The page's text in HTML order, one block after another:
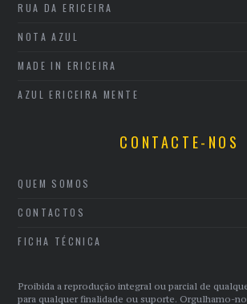
RUA DA ERICEIRA
NOTA AZUL
MADE IN ERICEIRA
AZUL ERICEIRA MENTE
CONTACTE-NOS
QUEM SOMOS
CONTACTOS
FICHA TÉCNICA
Proibida a reprodução integral ou parcial de
para qualquer finalidade ou suporte. Orgulhamo-